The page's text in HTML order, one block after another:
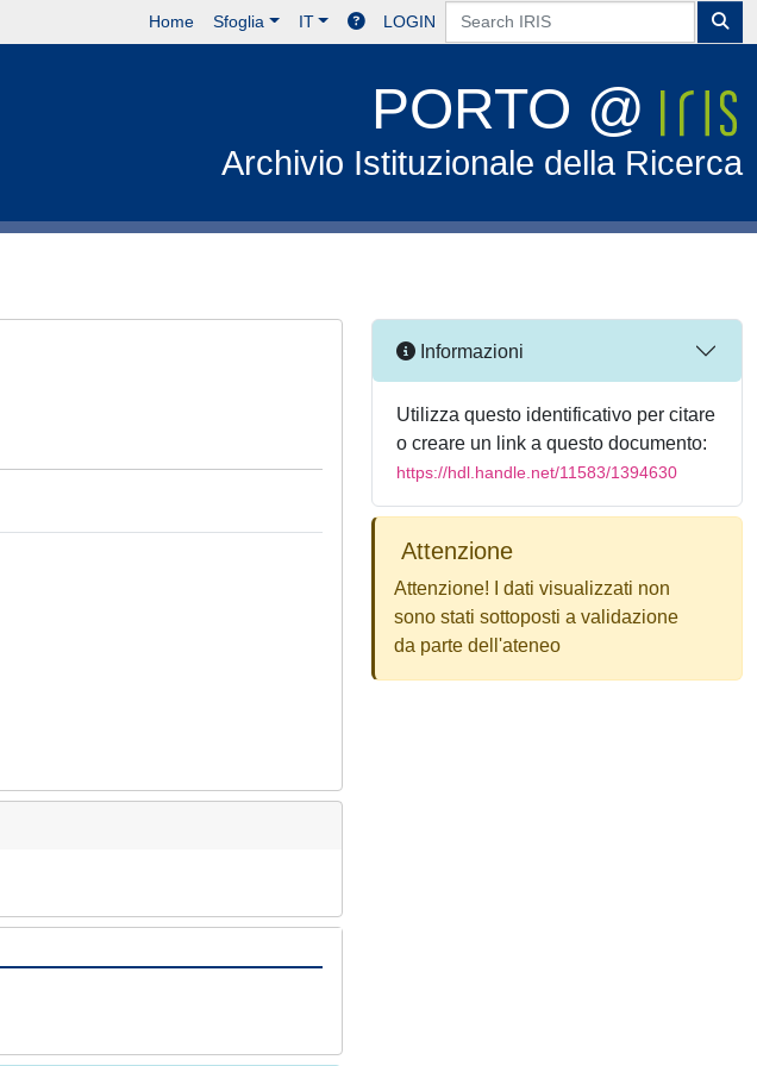
Home Sfoglia IT LOGIN
PORTO @
Archivio Istituzionale della Ricerca
Informazioni
Utilizza questo identificativo per citare
o creare un link a questo documento:
https://hdl.handle.net/11583/1394630
Attenzione
Attenzione! I dati visualizzati non
sono stati sottoposti a validazione
da parte dell'ateneo